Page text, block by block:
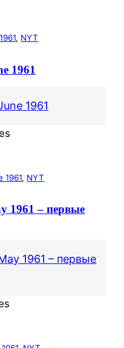
, NYT
1961
1961, NYT
1961 – первые